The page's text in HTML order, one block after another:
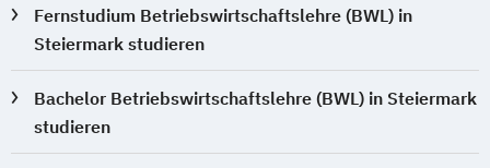
Fernstudium Betriebswirtschaftslehre (BWL) in
Steiermark studieren
Bachelor Betriebswirtschaftslehre (BWL) in Steiermark
studieren